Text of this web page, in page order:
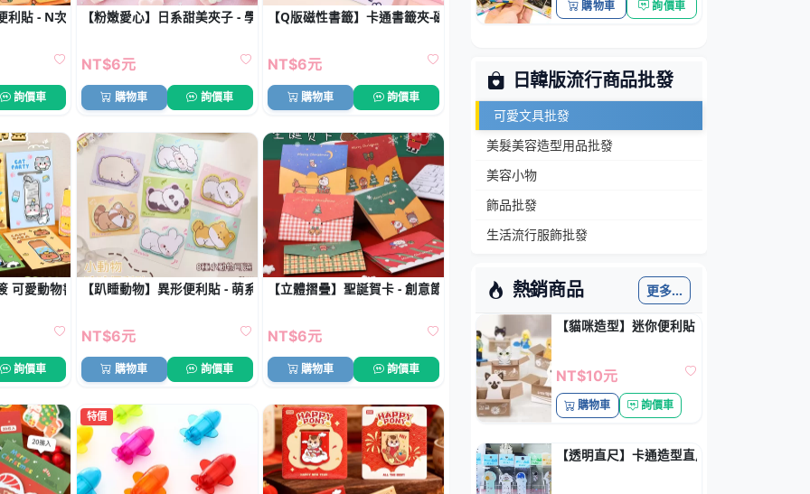
購物車 詢價車
日韓版流行商品批發
可愛文具批發
美髮美容造型用品批發
美容小物
飾品批發
生活流行服飾批發
熱銷商品 更多...
【貓咪造型】迷你便利貼 - N次貼便條紙
NT$10元
購物車 詢價車
【透明直尺】卡通造型直尺-恐龍太空人學生
利貼 - N次貼便簽備忘錄
詢價車
【粉嫩愛心】日系甜美夾子 - 學生文件裝飾
NT$6元
購物車 詢價車
【Q版磁性書籤】卡通書籤夾-磁鐵學生文具
NT$6元
購物車 詢價車
可愛動物書簽 創意文具
詢價車
【趴睡動物】異形便利貼 - 萌系N次貼留言備忘錄
NT$6元
購物車 詢價車
【立體摺疊】聖誕賀卡 - 創意節慶祝福卡
NT$6元
購物車 詢價車
特價